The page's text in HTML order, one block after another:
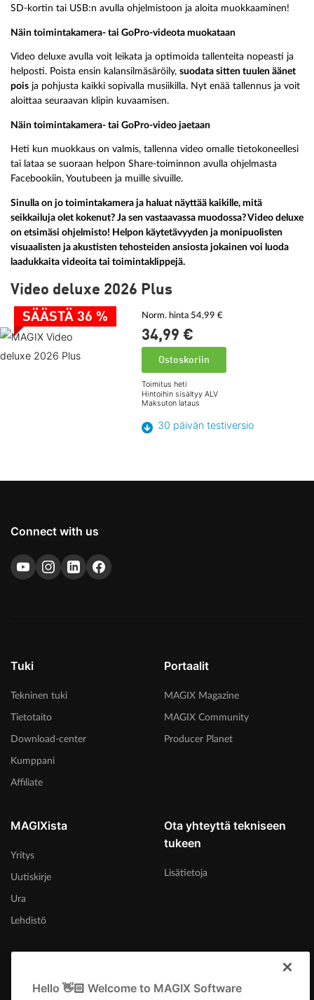
SD-kortin tai USB:n avulla ohjelmistoon ja aloita muokkaaminen!
Näin toimintakamera- tai GoPro-videota muokataan
Video deluxe avulla voit leikata ja optimoida tallenteita nopeasti ja
helposti. Poista ensin kalansilmäsäröily, suodata sitten tuulen äänet
pois ja pohjusta kaikki sopivalla musiikilla. Nyt enää tallennus ja voit
aloittaa seuraavan klipin kuvaamisen.
Näin toimintakamera- tai GoPro-video jaetaan
Heti kun muokkaus on valmis, tallenna video omalle tietokoneellesi
tai lataa se suoraan helpon Share-toiminnon avulla ohjelmasta
Facebookiin, Youtubeen ja muille sivuille.
Sinulla on jo toimintakamera ja haluat näyttää kaikille, mitä
seikkailuja olet kokenut? Ja sen vastaavassa muodossa? Video deluxe
on etsimäsi ohjelmisto! Helpon käytetävyyden ja monipuolisten
visuaalisten ja akustisten tehosteiden ansiosta jokainen voi luoda
laadukkaita videoita tai toimintaklippejä.
Video deluxe 2026 Plus
SÄÄSTÄ 36 % Norm. hinta 54,99 €
34,99 €
Ostoskoriin
Toimitus heti
Hintoihin sisältyy ALV
Maksuton lataus
30 päivän testiversio
Connect with us
Tuki
Tekninen tuki
Tietotaito
Download-center
Kumppani
Affiliate
Portaalit
MAGIX Magazine
MAGIX Community
Producer Planet
MAGIXista
Yritys
Uutiskirje
Ura
Lehdistö
Ota yhteyttä tekniseen
tukeen
Lisätietoja
Suomi
Hello 👋🏻 Welcome to MAGIX Software